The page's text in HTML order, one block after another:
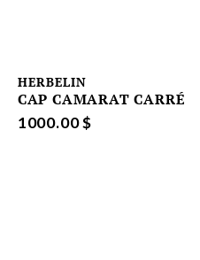
HERBELIN
CAP CAMARAT CARRÉ
1000.00 $